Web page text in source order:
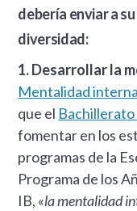
debería enviar a
diversidad:
1. Desarrollar la
Mentalidad
que el
fomentar en los
programas de la
Programa de los
IB, «la mentalidad